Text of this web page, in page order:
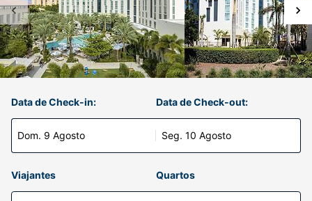
Data de Check-in:
Dom. 9 Agosto
Data de Check-out:
Seg. 10 Agosto
Viajantes Quartos